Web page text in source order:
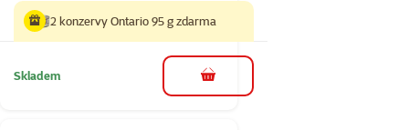
2 konzervy Ontario 95 g zdarma
Skladem do košíku